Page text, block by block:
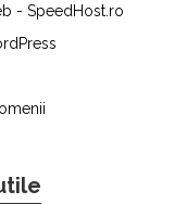
- SpeedHost.ro